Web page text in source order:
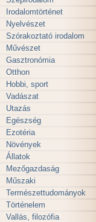
Irodalomtörténet
Nyelvészet
Szórakoztató irodalom
Művészet
Gasztronómia
Otthon
Hobbi, sport
Vadászat
Utazás
Egészség
Ezotéria
Növények
Állatok
Mezőgazdaság
Műszaki
Természettudományok
Történelem
Vallás, filozófia